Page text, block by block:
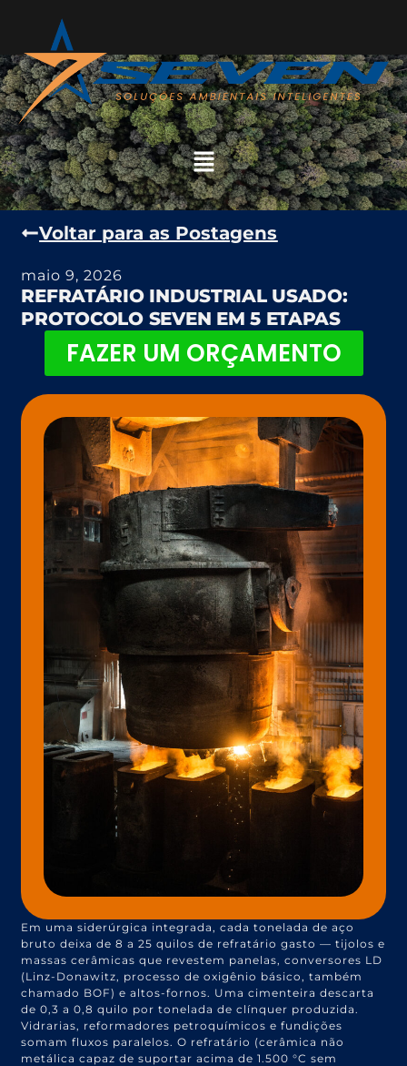
Voltar para as Postagens
maio 9, 2026
REFRATÁRIO INDUSTRIAL USADO:
PROTOCOLO SEVEN EM 5 ETAPAS
FAZER UM ORÇAMENTO
Em uma siderúrgica integrada, cada tonelada de aço
bruto deixa de 8 a 25 quilos de refratário gasto — tijolos e
massas cerâmicas que revestem panelas, conversores LD
(Linz-Donawitz, processo de oxigênio básico, também
chamado BOF) e altos-fornos. Uma cimenteira descarta
de 0,3 a 0,8 quilo por tonelada de clínquer produzida.
Vidrarias, reformadores petroquímicos e fundições
somam fluxos paralelos. O refratário (cerâmica não
metálica capaz de suportar acima de 1.500 °C sem